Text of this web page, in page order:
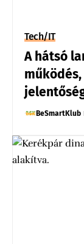
Tech/IT
A hátsó
BeSmartKlub